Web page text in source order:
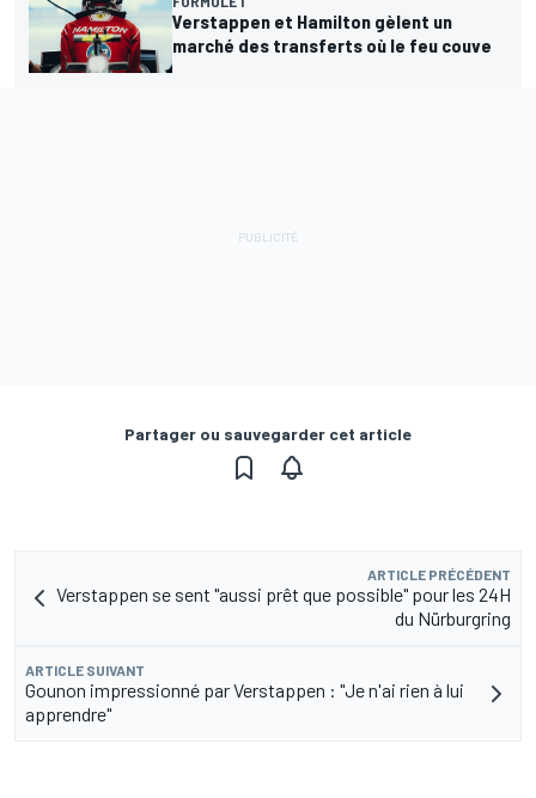
Verstappen et Hamilton gèlent un
marché des transferts où le feu couve
Partager ou sauvegarder cet article
ARTICLE PRÉCÉDENT
Verstappen se sent "aussi prêt que possible" pour les 24H
du Nürburgring
ARTICLE SUIVANT
Gounon impressionné par Verstappen : "Je n'ai rien à lui
apprendre"